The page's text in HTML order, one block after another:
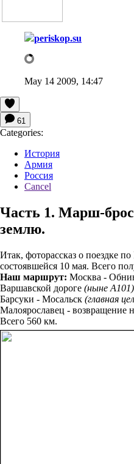
periskop.su
May 14 2009, 14:47
61
Categories:
История
Армия
Россия
Cancel
Часть 1. Марш-
землю.
Итак, фоторассказ о поездке
состоявшейся 10 мая. Всего
Наш маршрут: Москва -
Варшавской дороге (ныне А101)
Барсуки - Мосальск (главная
Малоярославец - возвращение
Всего 560 км.